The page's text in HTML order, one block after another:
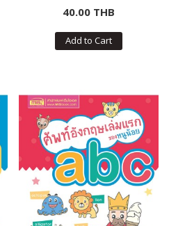
40.00 THB
Add to Cart